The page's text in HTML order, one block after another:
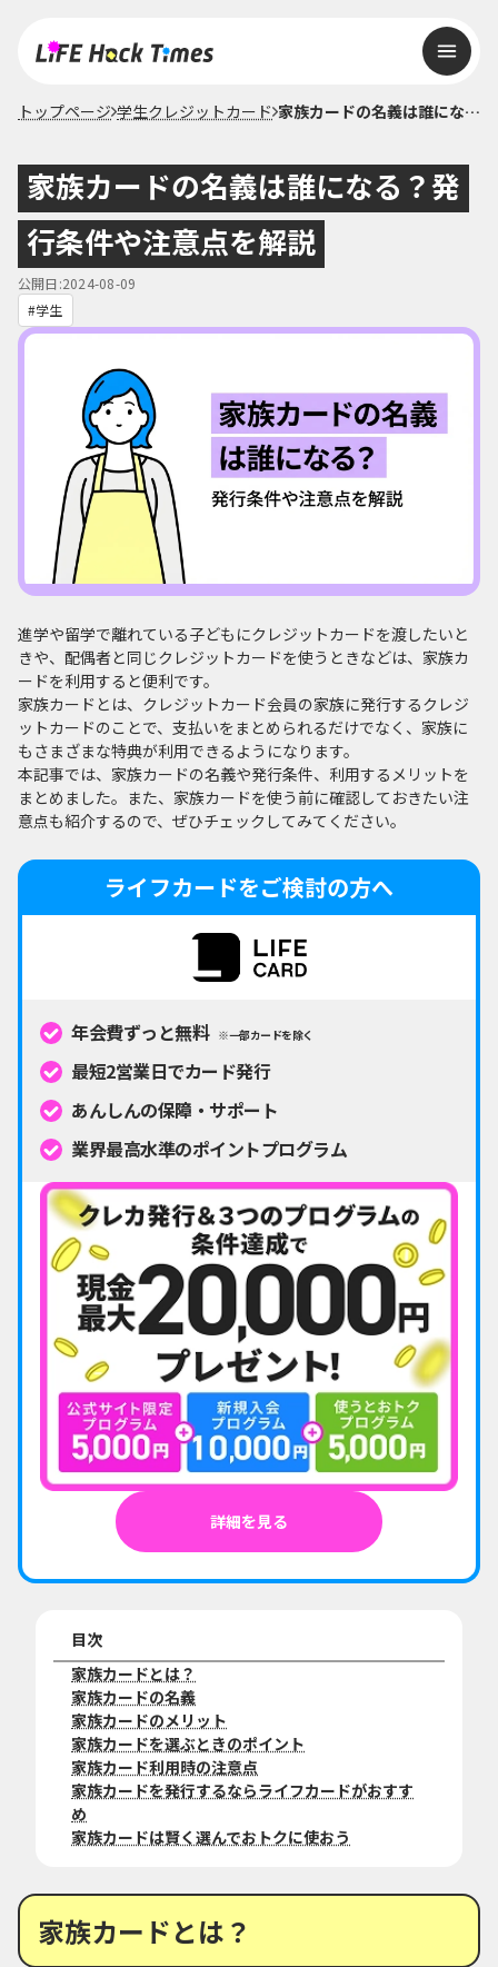
トップページ 学生クレジットカード 家族カードの名義は誰になる？発行条件や注意点を解説
家族カードの名義は誰になる？発
行条件や注意点を解説
公開日:2024-08-09
学生
進学や留学で離れている子どもにクレジットカードを渡したいと
きや、配偶者と同じクレジットカードを使うときなどは、家族カ
ードを利用すると便利です。
家族カードとは、クレジットカード会員の家族に発行するクレジ
ットカードのことで、支払いをまとめられるだけでなく、家族に
もさまざまな特典が利用できるようになります。
本記事では、家族カードの名義や発行条件、利用するメリットを
まとめました。また、家族カードを使う前に確認しておきたい注
意点も紹介するので、ぜひチェックしてみてください。
ライフカードをご検討の方へ
年会費ずっと無料 ※一部カードを除く
最短2営業日でカード発行
あんしんの保障・サポート
業界最高水準のポイントプログラム
詳細を見る
目次
家族カードとは？
家族カードの名義
家族カードのメリット
家族カードを選ぶときのポイント
家族カード利用時の注意点
家族カードを発行するならライフカードがおすす
め
家族カードは賢く選んでおトクに使おう
家族カードとは？